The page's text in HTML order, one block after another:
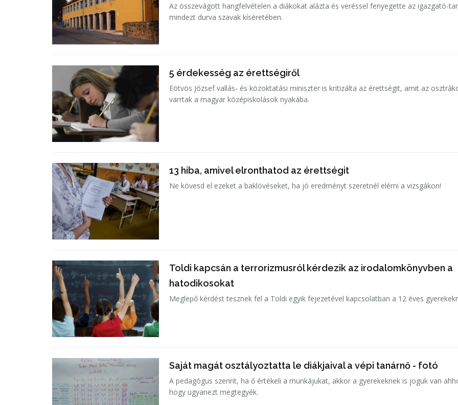
Az összevágott hangfelvételen a diákokat alázta és veréssel fenyegette az igazgató-
mindezt durva szavak kíséretében.
5 érdekesség az érettségiről
Eötvös József vallás- és közoktatási miniszter is kritizálta az érettségit, amit az
varrtak a magyar középiskolások nyakába.
13 hiba, amivel elronthatod az érettségit
Ne kövesd el ezeket a baklövéseket, ha jó eredményt szeretnél elérni a vizsgákon!
Toldi kapcsán a terrorizmusról kérdezik az irodalomkönyvben a
hatodikosokat
Meglepő kérdést tesznek fel a Toldi egyik fejezetével kapcsolatban a 12 éves
Saját magát osztályoztatta le diákjaival a vépi tanárnő - fotó
A pedagógus szerint, ha ő értékeli a munkájukat, akkor a gyerekeknek is joguk van
hogy ugyanezt megtegyék.